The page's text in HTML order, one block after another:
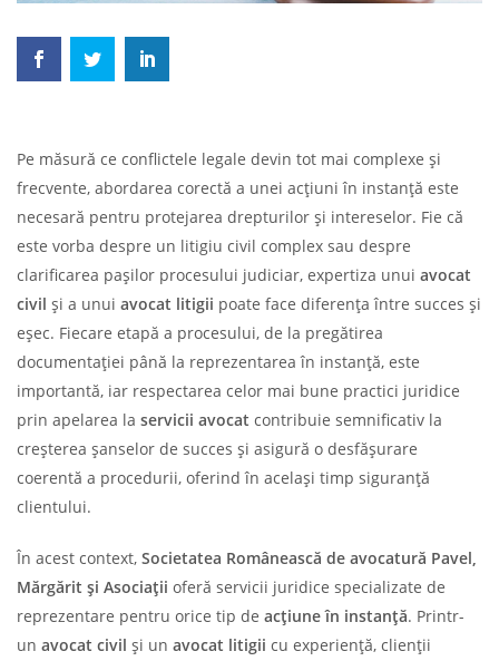
Pe măsură ce conflictele legale devin tot mai complexe și
frecvente, abordarea corectă a unei acțiuni în instanță este
necesară pentru protejarea drepturilor și intereselor. Fie că
este vorba despre un litigiu civil complex sau despre
clarificarea pașilor procesului judiciar, expertiza unui avocat
civil și a unui avocat litigii poate face diferența între succes și
eșec. Fiecare etapă a procesului, de la pregătirea
documentației până la reprezentarea în instanță, este
importantă, iar respectarea celor mai bune practici juridice
prin apelarea la servicii avocat contribuie semnificativ la
creșterea șanselor de succes și asigură o desfășurare
coerentă a procedurii, oferind în același timp siguranță
clientului.
În acest context, Societatea Românească de avocatură Pavel,
Mărgărit și Asociații oferă servicii juridice specializate de
reprezentare pentru orice tip de acțiune în instanță. Printr-
un avocat civil și un avocat litigii cu experiență, clienții